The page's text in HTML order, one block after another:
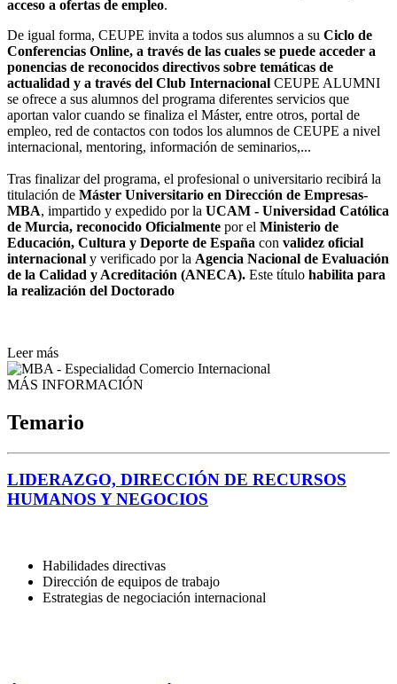
acceso a ofertas de empleo.
De igual forma, CEUPE invita a todos sus alumnos a su Ciclo de
Conferencias Online, a través de las cuales se puede acceder a
ponencias de reconocidos directivos sobre temáticas de
actualidad y a través del Club Internacional CEUPE ALUMNI
se ofrece a sus alumnos del programa diferentes servicios que
aportan valor cuando se finaliza el Máster, entre otros, portal de
empleo, red de contactos con todos los alumnos de CEUPE a nivel
internacional, mentoring, información de seminarios,...
Tras finalizar del programa, el profesional o universitario recibirá la
titulación de Máster Universitario en Dirección de Empresas-
MBA, impartido y expedido por la UCAM - Universidad Católica
de Murcia, reconocido Oficialmente por el Ministerio de
Educación, Cultura y Deporte de España con validez oficial
internacional y verificado por la Agencia Nacional de Evaluación
de la Calidad y Acreditación (ANECA). Este título habilita para
la realización del Doctorado
Leer más
MÁS INFORMACIÓN
Temario
LIDERAZGO, DIRECCIÓN DE RECURSOS
HUMANOS Y NEGOCIOS
Habilidades directivas
Dirección de equipos de trabajo
Estrategias de negociación internacional